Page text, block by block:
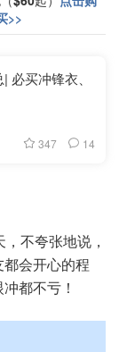
>>
必买冲锋衣、
347 14
不夸张地说，
会开心的程
都不亏！